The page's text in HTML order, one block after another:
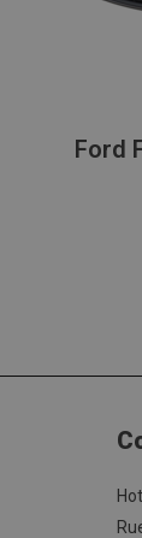
Ford